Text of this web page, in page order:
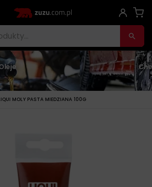
MOLY PASTA MIEDZIANA 100G